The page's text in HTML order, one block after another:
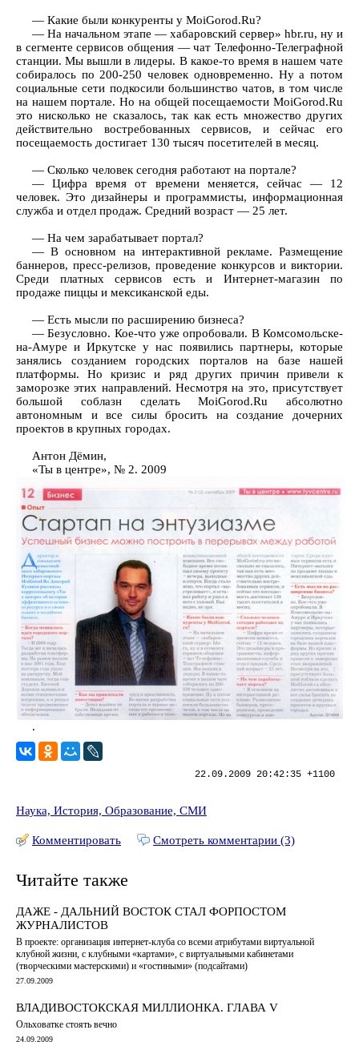
— Какие были конкуренты у MoiGorod.Ru?
— На начальном этапе — хабаровский сервер» hbr.ru, ну и
в сегменте сервисов общения — чат Телефонно-Телеграфной
станции. Мы вышли в лидеры. В какое-то время в нашем чате
собиралось по 200-250 человек одновременно. Ну а потом
социальные сети подкосили большинство чатов, в том числе
на нашем портале. Но на общей посещаемости MoiGorod.Ru
это нисколько не сказалось, так как есть множество других
действительно востребованных сервисов, и сейчас его
посещаемость достигает 130 тысяч посетителей в месяц.
— Сколько человек сегодня работают на портале?
— Цифра время от времени меняется, сейчас — 12
человек. Это дизайнеры и программисты, информационная
служба и отдел продаж. Средний возраст — 25 лет.
— На чем зарабатывает портал?
— В основном на интерактивной рекламе. Размещение
баннеров, пресс-релизов, проведение конкурсов и виктории.
Среди платных сервисов есть и Интернет-магазин по
продаже пиццы и мексиканской еды.
— Есть мысли по расширению бизнеса?
— Безусловно. Кое-что уже опробовали. В Комсомольске-
на-Амуре и Иркутске у нас появились партнеры, которые
занялись созданием городских порталов на базе нашей
платформы. Но кризис и ряд других причин привели к
заморозке этих направлений. Несмотря на это, присутствует
большой соблазн сделать MoiGorod.Ru абсолютно
автономным и все силы бросить на создание дочерних
проектов в крупных городах.
Антон Дёмин,
«Ты в центре», № 2. 2009
.
22.09.2009 20:42:35 +1100
Наука, История, Образование, СМИ
Комментировать Смотреть комментарии (3)
Читайте также
ДАЖЕ - ДАЛЬНИЙ ВОСТОК СТАЛ ФОРПОСТОМ
ЖУРНАЛИСТОВ
В проекте: организация интернет-клуба со всеми атрибутами виртуальной
клубной жизни, с клубными «картами», с виртуальными кабинетами
(творческими мастерскими) и «гостиными» (подсайтами)
27.09.2009
ВЛАДИВОСТОКСКАЯ МИЛЛИОНКА. ГЛАВА V
Ольховатке стоять вечно
24.09.2009